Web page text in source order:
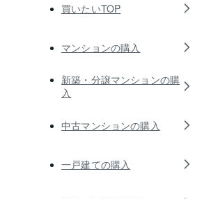
買いたいTOP
マンションの購入
新築・分譲マンションの購
入
中古マンションの購入
一戸建ての購入